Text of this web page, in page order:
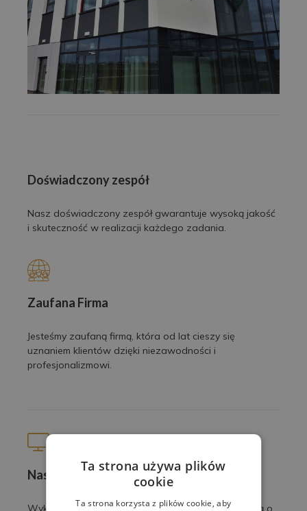
Doświadczony zespół
Nasz doświadczony zespół gwarantuje wysoką jakość
i skuteczność w realizacji każdego zadania.
Zaufana Firma
Jesteśmy zaufaną firmą, która od lat cieszy się
uznaniem klientów dzięki niezawodności i
profesjonalizmowi.
Nasze prace
Wykonujemy profesjonalne usługi z pasją i dbałością o
Ta strona używa plików
cookie
Ta strona korzysta z plików cookie, aby